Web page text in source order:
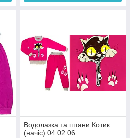
Водолазка та штани Котик
(начіс) 04.02.06